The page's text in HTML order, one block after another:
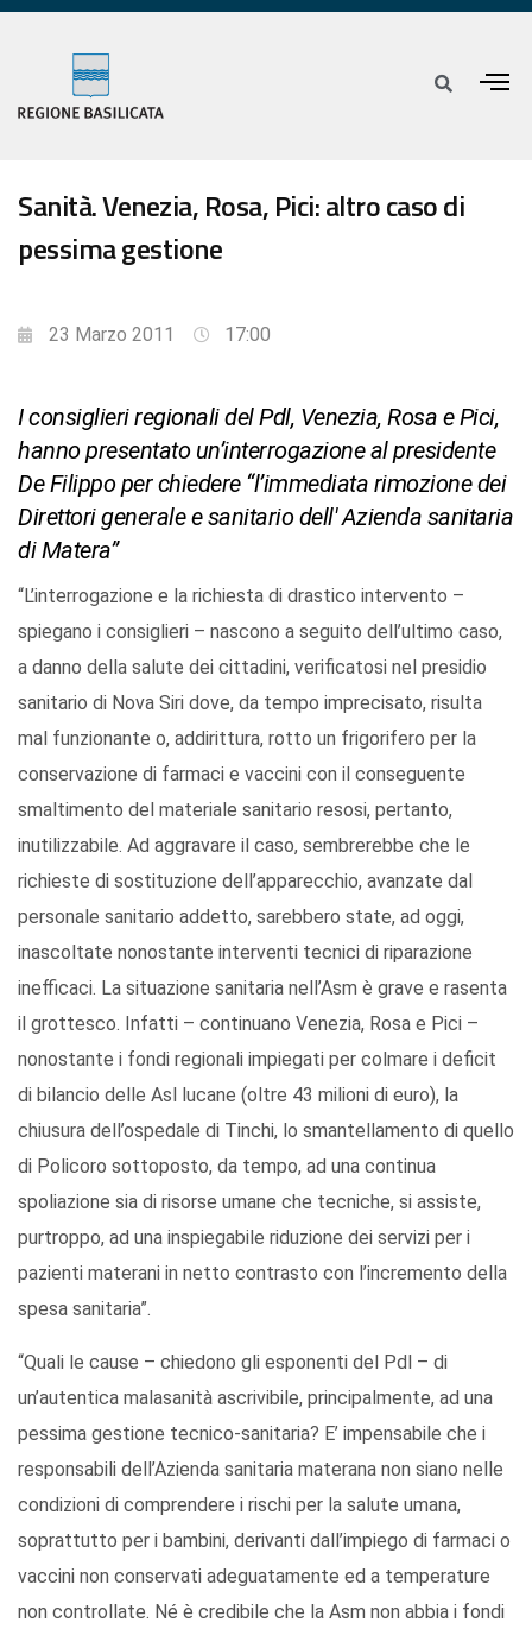
Sanità. Venezia, Rosa, Pici: altro caso di
pessima gestione
23 Marzo 2011 17:00
I consiglieri regionali del Pdl, Venezia, Rosa e Pici,
hanno presentato un’interrogazione al presidente
De Filippo per chiedere “l’immediata rimozione dei
Direttori generale e sanitario dell' Azienda sanitaria
di Matera”
“L’interrogazione e la richiesta di drastico intervento –
spiegano i consiglieri – nascono a seguito dell’ultimo caso,
a danno della salute dei cittadini, verificatosi nel presidio
sanitario di Nova Siri dove, da tempo imprecisato, risulta
mal funzionante o, addirittura, rotto un frigorifero per la
conservazione di farmaci e vaccini con il conseguente
smaltimento del materiale sanitario resosi, pertanto,
inutilizzabile. Ad aggravare il caso, sembrerebbe che le
richieste di sostituzione dell’apparecchio, avanzate dal
personale sanitario addetto, sarebbero state, ad oggi,
inascoltate nonostante interventi tecnici di riparazione
inefficaci. La situazione sanitaria nell’Asm è grave e rasenta
il grottesco. Infatti – continuano Venezia, Rosa e Pici –
nonostante i fondi regionali impiegati per colmare i deficit
di bilancio delle Asl lucane (oltre 43 milioni di euro), la
chiusura dell’ospedale di Tinchi, lo smantellamento di quello
di Policoro sottoposto, da tempo, ad una continua
spoliazione sia di risorse umane che tecniche, si assiste,
purtroppo, ad una inspiegabile riduzione dei servizi per i
pazienti materani in netto contrasto con l’incremento della
spesa sanitaria”.
“Quali le cause – chiedono gli esponenti del Pdl – di
un’autentica malasanità ascrivibile, principalmente, ad una
pessima gestione tecnico-sanitaria? E’ impensabile che i
responsabili dell’Azienda sanitaria materana non siano nelle
condizioni di comprendere i rischi per la salute umana,
soprattutto per i bambini, derivanti dall’impiego di farmaci o
vaccini non conservati adeguatamente ed a temperature
non controllate. Né è credibile che la Asm non abbia i fondi